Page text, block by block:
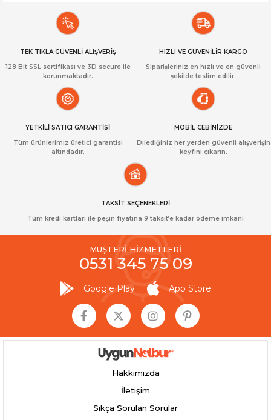
TEK TIKLA GÜVENLİ ALIŞVERİŞ
128 Bit SSL sertifikası ve 3D secure ile
korunmaktadır.
HIZLI VE GÜVENİLİR KARGO
Siparişleriniz en hızlı ve en güvenli
şekilde teslim edilir.
YETKİLİ SATICI GARANTİSİ
Tüm ürünlerimiz üretici garantisi
altındadır.
MOBİL CEBİNİZDE
Dilediğiniz her yerden güvenli alışverişin
keyfini çıkarın.
TAKSİT SEÇENEKLERİ
Tüm kredi kartları ile peşin fiyatına 9 taksit’e kadar ödeme imkanı
MÜŞTERİ HİZMETLERİ
0531 345 75 09
Google Play App Store
Hakkımızda
İletişim
Sıkça Sorulan Sorular